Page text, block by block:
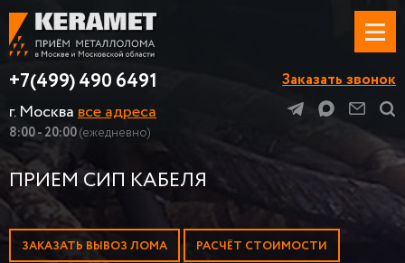
+7(499) 490 6491
г. Москвавсе адреса
8:00 - 20:00(ежедневно)
Заказать звонок
ПРИЕМ СИП КАБЕЛЯ
ЗАКАЗАТЬ ВЫВОЗ ЛОМА РАСЧЁТ СТОИМОСТИ